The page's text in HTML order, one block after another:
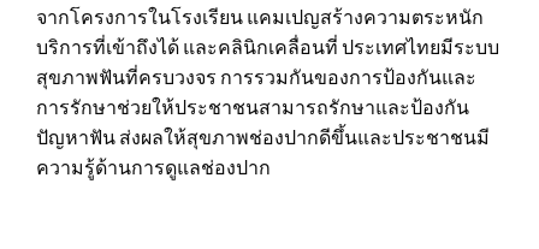
จากโครงการในโรงเรียน แคมเปญสร้างความตระหนัก
บริการที่เข้าถึงได้ และคลินิกเคลื่อนที่ ประเทศไทยมีระบบ
สุขภาพฟันที่ครบวงจร การรวมกันของการป้องกันและ
การรักษาช่วยให้ประชาชนสามารถรักษาและป้องกัน
ปัญหาฟัน ส่งผลให้สุขภาพช่องปากดีขึ้นและประชาชนมี
ความรู้ด้านการดูแลช่องปาก